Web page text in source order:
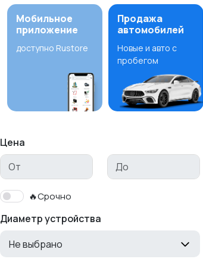
Мобильное
приложение
доступно Rustore
Продажа
автомобилей
Новые и авто с
пробегом
Цена
🔥Срочно
Диаметр устройства
Не выбрано